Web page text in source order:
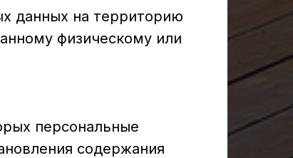
данных на территорию
физическому или
персональные
содержания